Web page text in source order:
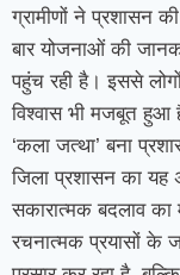
ग्रामीणों ने प्रशासन
बार योजनाओं की
पहुंच रही है। इससे
विश्वास भी मजबूत हुआ
‘कला जत्था’ बना
जिला प्रशासन का यह
सकारात्मक बदलाव का
रचनात्मक प्रयासों के